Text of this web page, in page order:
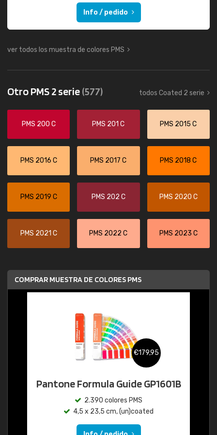
Info / pedido
ver todos los muestra de colores PMS
Otro PMS 2 serie(577) todos Coated 2 serie
PMS 200 C PMS 201 C PMS 2015 C
PMS 2016 C PMS 2017 C PMS 2018 C
PMS 2019 C PMS 202 C PMS 2020 C
PMS 2021 C PMS 2022 C PMS 2023 C
COMPRAR MUESTRA DE COLORES PMS
€179,95
Pantone Formula Guide GP1601B
2.390 colores PMS
4,5 x 23,5 cm, (un)coated